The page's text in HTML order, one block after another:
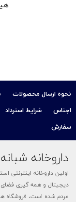
نحوه ارسال محصولات
اجناس
شرایط استرداد
سفارش
داروخانه
دیجیتال و همه گیری
مردم شده است، فروشگاه